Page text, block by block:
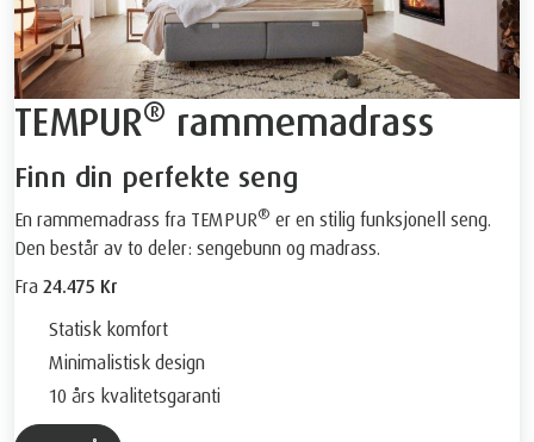
TEMPUR® rammemadrass
Finn din perfekte seng
En rammemadrass fra TEMPUR® er en stilig funksjonell seng.
Den består av to deler: sengebunn og madrass.
Fra 24.475 Kr
Statisk komfort
Minimalistisk design
10 års kvalitetsgaranti